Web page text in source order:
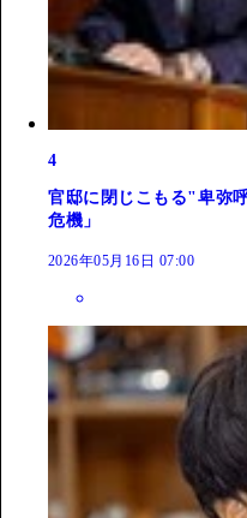
4
官邸に閉じこもる"卑弥
危機」
2026年05月16日 07:00